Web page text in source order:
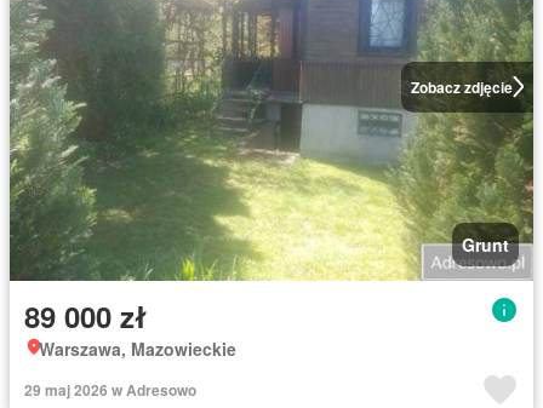
Zobacz zdjęcie
Grunt
89 000 zł
Warszawa, Mazowieckie
29 maj 2026 w Adresowo